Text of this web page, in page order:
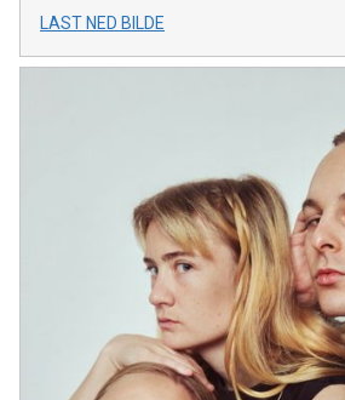
LAST NED BILDE